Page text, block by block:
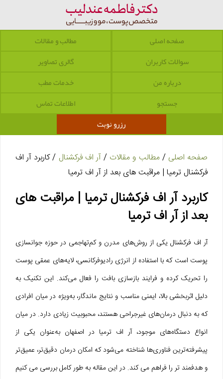
صفحه اصلی
مطالب و مقالات
سوالات کاربران
گالری تصاویر
درباره من
خدمات مطب
جستجو
اطلاعات تماس
رزرو نوبت
صفحه اصلی /مطالب و مقالات /آر اف فرکشنال / کاربرد آر اف
فرکشنال ترمیا | مراقبت های بعد از آر اف ترمیا
کاربرد آر اف فرکشنال ترمیا | مراقبت های
بعد از آر اف ترمیا
آر اف فرکشنال یکی از روش‌های مدرن و کم‌تهاجمی در حوزه جوانسازی
پوست است که با استفاده از انرژی رادیوفرکانسی، لایه‌های عمقی پوست
را تحریک کرده و فرایند بازسازی بافت را فعال می‌کند. این تکنیک به
دلیل اثربخشی بالا، ایمنی مناسب و نتایج ماندگار، به‌ویژه در میان افرادی
که به دنبال درمان‌های غیرجراحی هستند، محبوبیت زیادی دارد. در میان
انواع دستگاه‌های موجود، آر اف ترمیا در اصفهان به‌عنوان یکی از
پیشرفته‌ترین فناوری‌ها شناخته می‌شود که امکان درمان دقیق‌تر، عمیق‌تر
و هدفمند تر را فراهم می‌ کند. در این مقاله به‌ طور کامل بررسی می‌ کنیم